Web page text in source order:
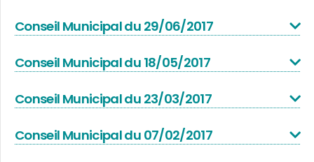
Conseil Municipal du 29/06/2017
Conseil Municipal du 18/05/2017
Conseil Municipal du 23/03/2017
Conseil Municipal du 07/02/2017